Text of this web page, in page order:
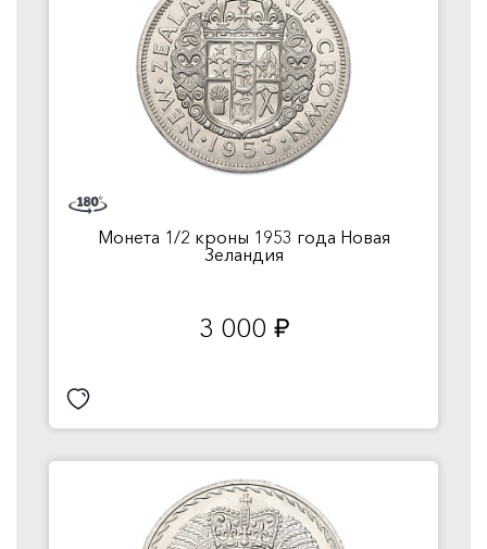
Монета 1/2 кроны 1953 года Новая
Зеландия
3 000 руб.